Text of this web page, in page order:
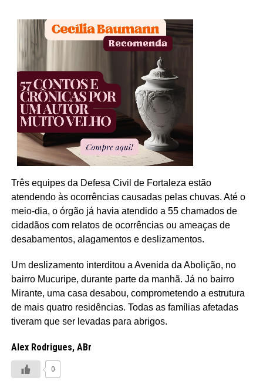
Três equipes da Defesa Civil de Fortaleza estão
atendendo às ocorrências causadas pelas chuvas. Até o
meio-dia, o órgão já havia atendido a 55 chamados de
cidadãos com relatos de ocorrências ou ameaças de
desabamentos, alagamentos e deslizamentos.
Um deslizamento interditou a Avenida da Abolição, no
bairro Mucuripe, durante parte da manhã. Já no bairro
Mirante, uma casa desabou, comprometendo a estrutura
de mais quatro residências. Todas as famílias afetadas
tiveram que ser levadas para abrigos.
Alex Rodrigues, ABr
0